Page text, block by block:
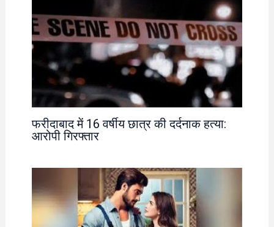
फरीदाबाद में 16 वर्षीय छात्र की दर्दनाक हत्या:
आरोपी गिरफ्तार